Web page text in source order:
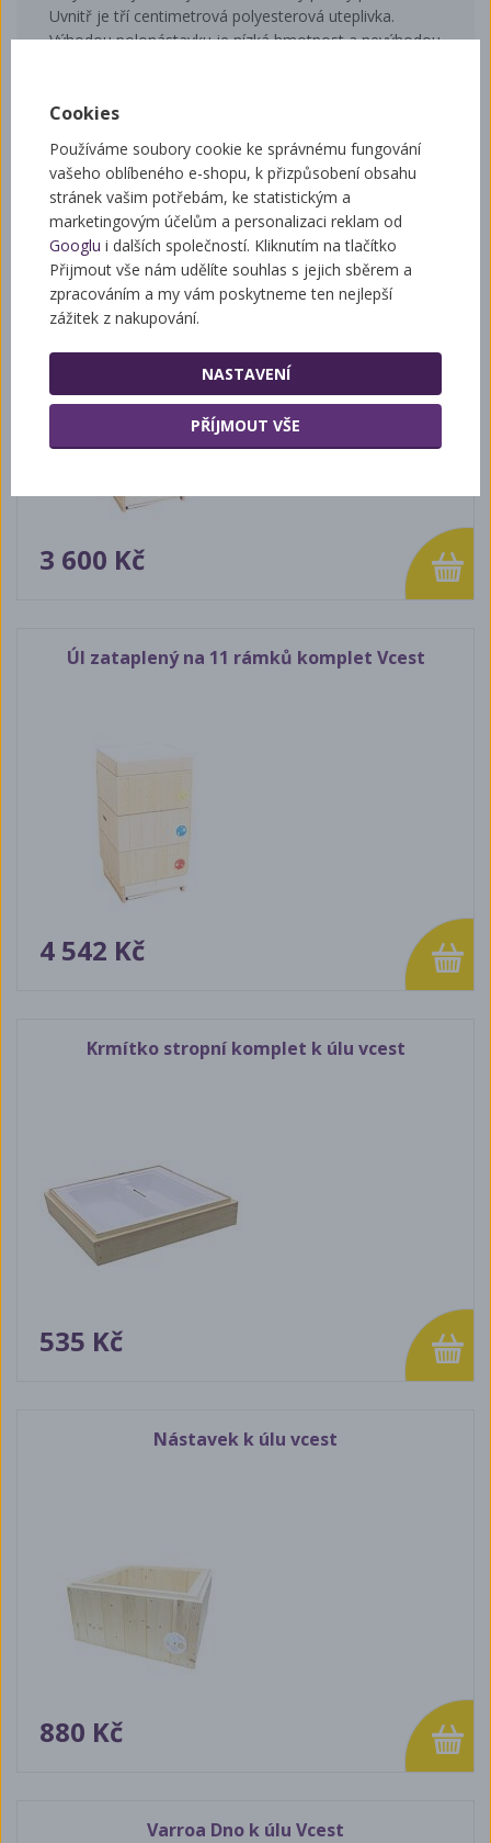
Uvnitř je tří centimetrová polyesterová uteplivka.
Výhodou polonástavku je nízká hmotnost a nevýhodou
Související zboží
Úl zateplený na 11rámků vcest
3 600 Kč
Úl zataplený na 11 rámků komplet Vcest
4 542 Kč
Krmítko stropní komplet k úlu vcest
535 Kč
Nástavek k úlu vcest
880 Kč
Varroa Dno k úlu Vcest
Cookies
Používáme soubory cookie ke správnému fungování
vašeho oblíbeného e-shopu, k přizpůsobení obsahu
stránek vašim potřebám, ke statistickým a
marketingovým účelům a personalizaci reklam od
Googlu i dalších společností. Kliknutím na tlačítko
Přijmout vše nám udělíte souhlas s jejich sběrem a
zpracováním a my vám poskytneme ten nejlepší
zážitek z nakupování.
NASTAVENÍ
PŘÍJMOUT VŠE